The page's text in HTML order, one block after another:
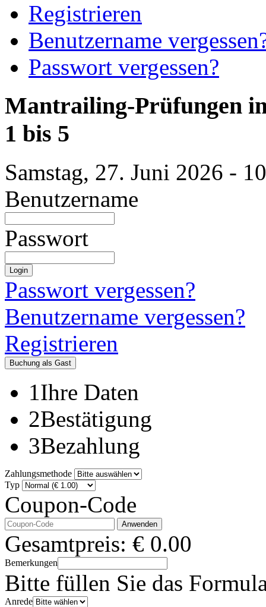
Registrieren
Benutzername
Passwort vergessen?
Mantrailing-Prüfungen
1 bis 5
Samstag, 27. Juni 2026 -
Benutzername
Passwort
Login
Passwort vergessen?
Benutzername vergessen?
Registrieren
Buchung als Gast
1Ihre Daten
2Bestätigung
3Bezahlung
Zahlungsmethode
Typ
Coupon-Code
Anwenden
Gesamtpreis: € 0.00
Bemerkungen
Bitte füllen Sie das
Anrede